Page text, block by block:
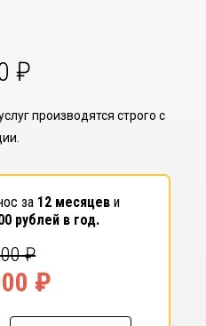
₽
производятся строго с
за 12 месяцеви
рублей в год.
₽
₽